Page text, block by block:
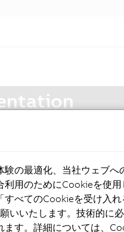
motor
offered in four
験の最適化、当社ウェブへ
利用のためにCookieを使
すべてのCookieを受け入
いいたします。技術的に
ます。詳細については、